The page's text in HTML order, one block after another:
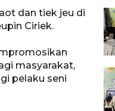
dan tiek jeu di
Ciriek.
masyarakat,
pelaku seni